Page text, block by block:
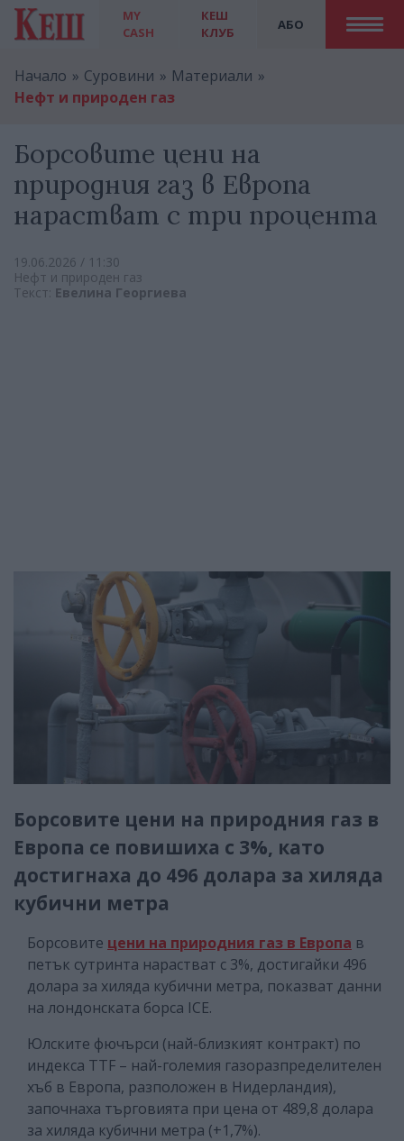
MY
CASH
АБО
КЕШ
КЛУБ
Начало Суровини
Материали
Нефт и природен газ
Борсовите цени на
природния газ в Европа
нарастват с три процента
19.06.2026 / 11:30
Нефт и природен газ
Текст: Евелина Георгиева
Борсовите цени на природния газ в
Европа се повишиха с 3%, като
достигнаха до 496 долара за хиляда
кубични метра
Борсовите цени на природния газ в Европа в
петък сутринта нарастват с 3%, достигайки 496
долара за хиляда кубични метра, показват данни
на лондонската борса ICE.
Юлските фючърси (най-близкият контракт) по
индекса TTF – най-големия газоразпределителен
хъб в Европа, разположен в Нидерландия),
започнаха търговията при цена от 489,8 долара
за хиляда кубични метра (+1,7%).